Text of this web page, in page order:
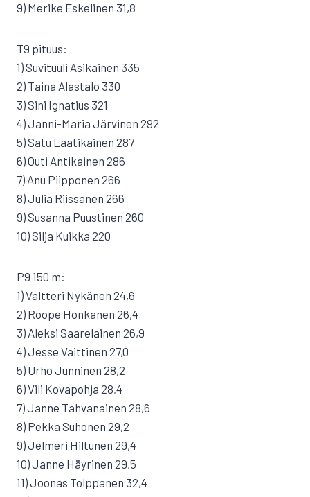
9) Merike Eskelinen 31,8
T9 pituus:
1) Suvituuli Asikainen 335
2) Taina Alastalo 330
3) Sini Ignatius 321
4) Janni-Maria Järvinen 292
5) Satu Laatikainen 287
6) Outi Antikainen 286
7) Anu Piipponen 266
8) Julia Riissanen 266
9) Susanna Puustinen 260
10) Silja Kuikka 220
P9 150 m:
1) Valtteri Nykänen 24,6
2) Roope Honkanen 26,4
3) Aleksi Saarelainen 26,9
4) Jesse Vaittinen 27,0
5) Urho Junninen 28,2
6) Vili Kovapohja 28,4
7) Janne Tahvanainen 28,6
8) Pekka Suhonen 29,2
9) Jelmeri Hiltunen 29,4
10) Janne Häyrinen 29,5
11) Joonas Tolppanen 32,4